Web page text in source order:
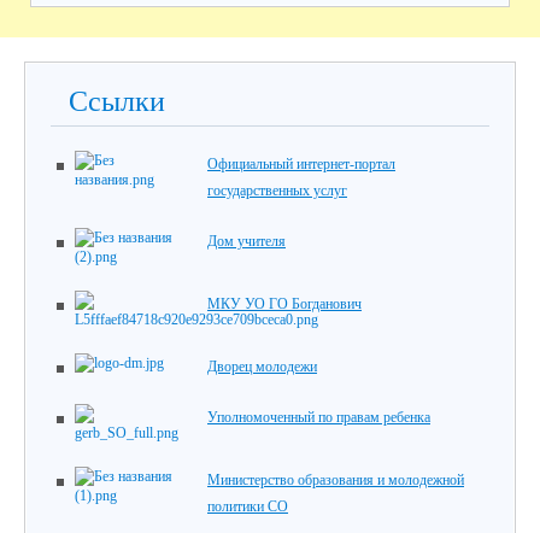
Ссылки
Официальный интернет-портал
государственных услуг
Дом учителя
МКУ УО ГО Богданович
Дворец молодежи
Уполномоченный по правам ребенка
Министерство образования и молодежной
политики СО